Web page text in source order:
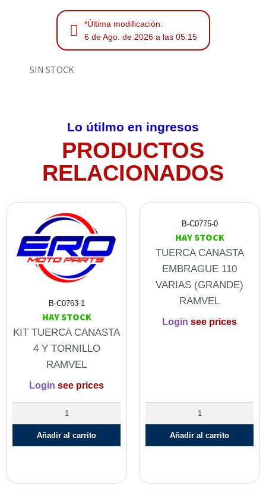
*Última modificación:
6 de Ago. de 2026 a las 05:15
SIN STOCK
Lo útilmo en ingresos
PRODUCTOS
RELACIONADOS
B-C0763-1
HAY STOCK
KIT TUERCA CANASTA
4 Y TORNILLO
RAMVEL
Login see prices
Añadir al carrito
B-C0775-0
HAY STOCK
TUERCA CANASTA
EMBRAGUE 110
VARIAS (GRANDE)
RAMVEL
Login see prices
Añadir al carrito